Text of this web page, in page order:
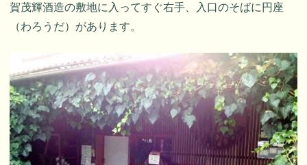
賀茂輝酒造の敷地に入ってすぐ右手、入口のそばに円座
（わろうだ）があります。